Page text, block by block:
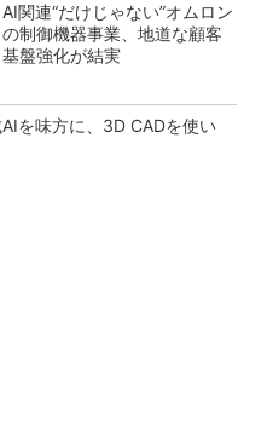
AI関連“だけじゃない”オムロン
の制御機器事業、地道な顧客
基盤強化が結実
AIを味方に、3D CADを使い